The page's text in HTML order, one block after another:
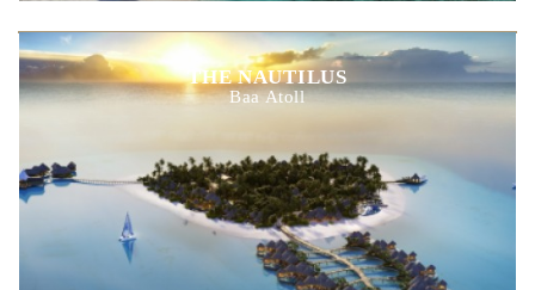
THE NAUTILUS
Baa Atoll